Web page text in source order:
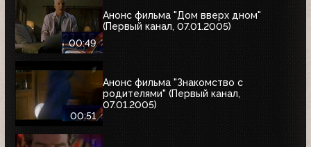
00:49
Анонс фильма "Дом вверх дном"
(Первый канал, 07.01.2005)
00:51
Анонс фильма "Знакомство с
родителями" (Первый канал,
07.01.2005)